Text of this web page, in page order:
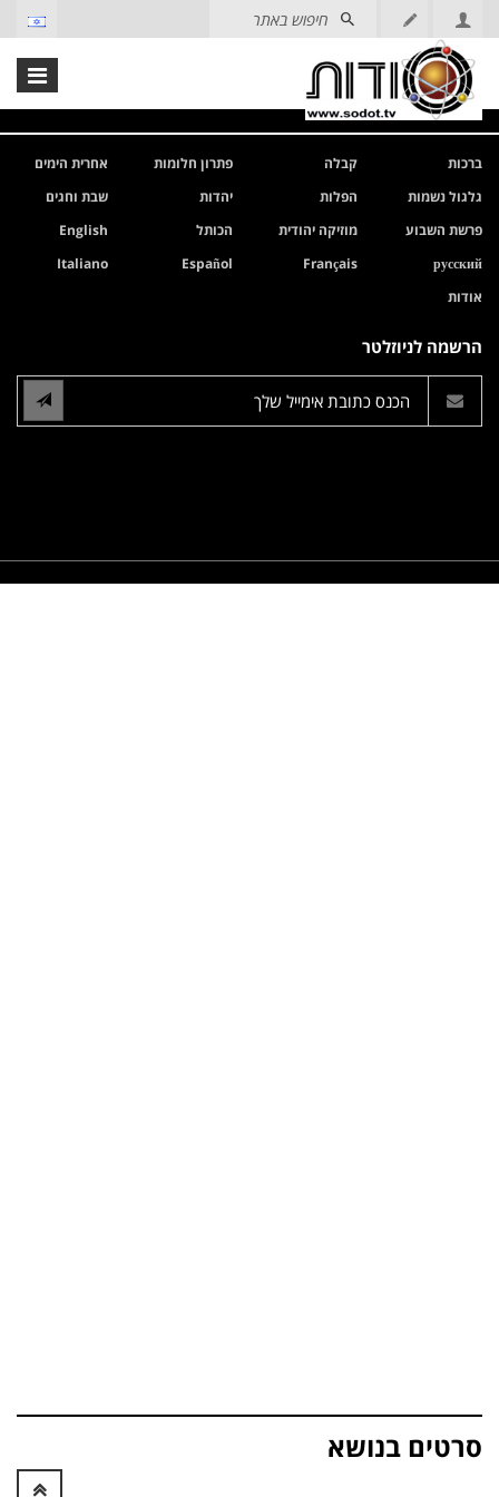
סרטים בנושא
ברכות קבלה פתרון חלומות
אחרית הימים
גלגול נשמות
הפלות יהדות
שבת וחגים
פרשת השבוע
מוזיקה יהודית הכותל
English
русский
Français
Español
Italiano
אודות
הרשמה לניוזלטר